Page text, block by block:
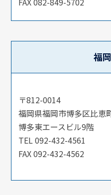
福
〒812-0014
福岡県福岡市博多区比恵
博多東エースビル9階
TEL 092-432-4561
FAX 092-432-4562